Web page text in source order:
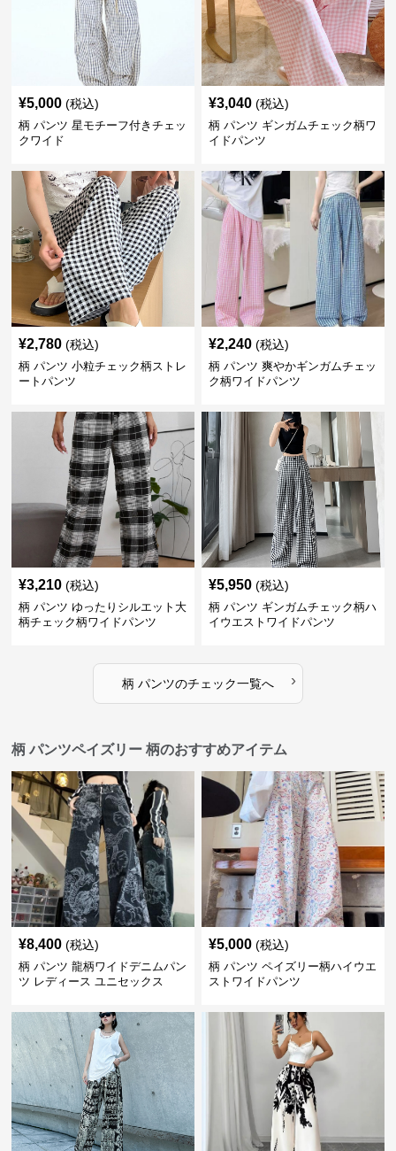
¥5,000 (税込)
柄 パンツ 星モチーフ付きチェッ
クワイド
¥3,040 (税込)
柄 パンツ ギンガムチェック柄ワ
イドパンツ
¥2,780 (税込)
柄 パンツ 小粒チェック柄ストレ
ートパンツ
¥2,240 (税込)
柄 パンツ 爽やかギンガムチェッ
ク柄ワイドパンツ
¥3,210 (税込)
柄 パンツ ゆったりシルエット大
柄チェック柄ワイドパンツ
¥5,950 (税込)
柄 パンツ ギンガムチェック柄ハ
イウエストワイドパンツ
柄 パンツのチェック一覧へ ›
柄 パンツペイズリー 柄のおすすめアイテム
¥8,400 (税込)
柄 パンツ 龍柄ワイドデニムパン
ツ レディース ユニセックス
¥5,000 (税込)
柄 パンツ ペイズリー柄ハイウエ
ストワイドパンツ